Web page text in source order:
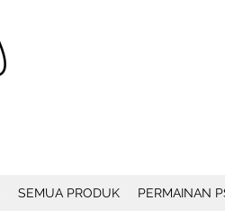
SEMUA PRODUK PERMAINAN